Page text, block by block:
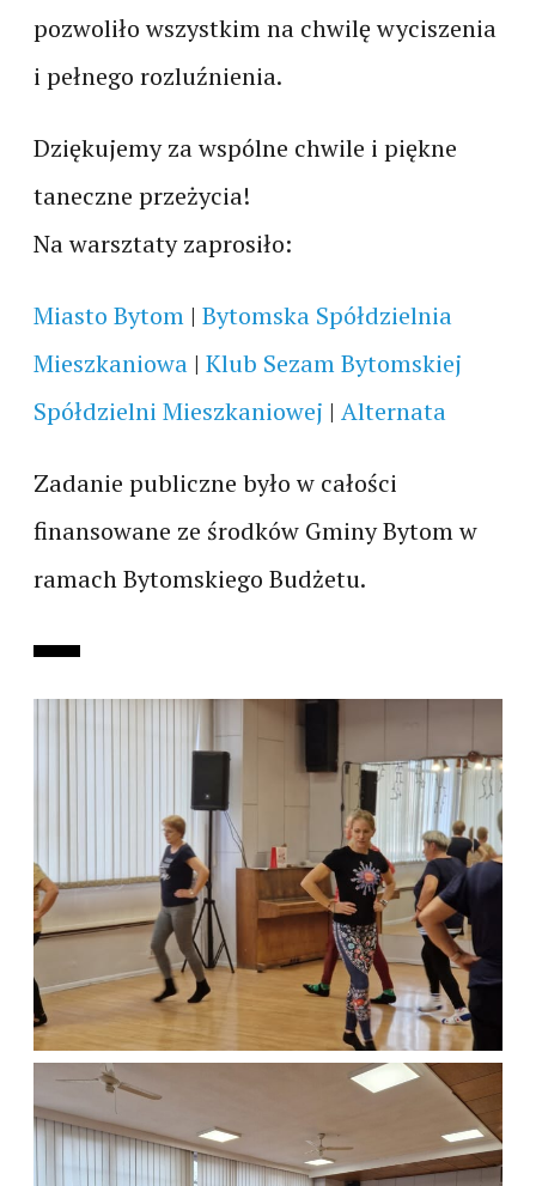
pozwoliło wszystkim na chwilę wyciszenia
i pełnego rozluźnienia.
Dziękujemy za wspólne chwile i piękne
taneczne przeżycia!
Na warsztaty zaprosiło:
Miasto Bytom | Bytomska Spółdzielnia
Mieszkaniowa | Klub Sezam Bytomskiej
Spółdzielni Mieszkaniowej | Alternata
Zadanie publiczne było w całości
finansowane ze środków Gminy Bytom w
ramach Bytomskiego Budżetu.